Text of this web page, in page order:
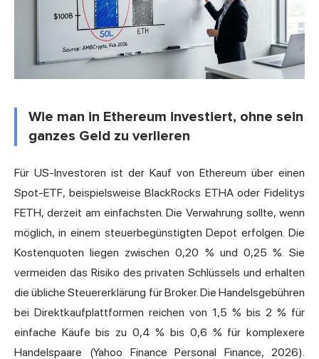
Wie man in Ethereum investiert, ohne sein
ganzes Geld zu verlieren
Für US-Investoren ist der Kauf von Ethereum über einen
Spot-ETF, beispielsweise BlackRocks ETHA oder Fidelitys
FETH, derzeit am einfachsten. Die Verwahrung sollte, wenn
möglich, in einem steuerbegünstigten Depot erfolgen. Die
Kostenquoten liegen zwischen 0,20 % und 0,25 %. Sie
vermeiden das Risiko des privaten Schlüssels und erhalten
die übliche Steuererklärung für Broker. Die Handelsgebühren
bei Direktkaufplattformen reichen von 1,5 % bis 2 % für
einfache Käufe bis zu 0,4 % bis 0,6 % für komplexere
Handelspaare (Yahoo Finance Personal Finance, 2026).